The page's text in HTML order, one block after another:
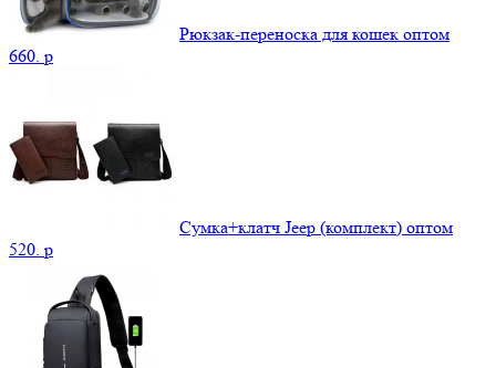
Рюкзак-переноска для кошек оптом
660. p
Сумка+клатч Jeep (комплект) оптом
520. p